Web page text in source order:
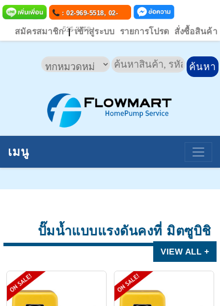
: 02-969-5518, 02-
526-2769
สมัครสมาชิก|เข้าสู่ระบบ รายการโปรด สั่งซื้อสินค้า
เมนู
ปั๊มน้ำแบบแรงดันคงที่ มิตซูบิชิ
VIEW ALL +